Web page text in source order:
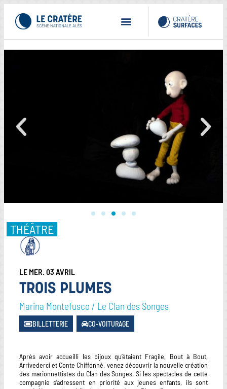
THÉÂTRE
LE MER. 03 AVRIL
TROIS PLUMES
Marina Montefusco / Le Clan des Songes
BILLETTERIE CO-VOITURAGE
Après avoir accueilli les bijoux qu’étaient Fragile, Bout à Bout,
Arrivederci et Conte Chiffonné, venez découvrir la nouvelle création
des marionnettistes du Clan des Songes. Si les spectacles de cette
compagnie s’adressent en priorité aux jeunes enfants, ils sont